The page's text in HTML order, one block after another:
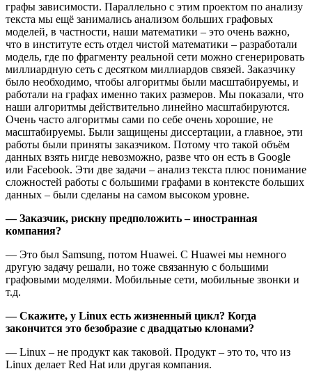
графы зависимости. Параллельно с этим проектом по анализу
текста мы ещё занимались анализом больших графовых
моделей, в частности, наши математики – это очень важно,
что в институте есть отдел чистой математики – разработали
модель, где по фрагменту реальной сети можно сгенерировать
миллиардную сеть с десятком миллиардов связей. Заказчику
было необходимо, чтобы алгоритмы были масштабируемы, и
работали на графах именно таких размеров. Мы показали, что
наши алгоритмы действительно линейно масштабируются.
Очень часто алгоритмы сами по себе очень хорошие, не
масштабируемы. Были защищены диссертации, а главное, эти
работы были приняты заказчиком. Потому что такой объём
данных взять нигде невозможно, разве что он есть в Google
или Facebook. Эти две задачи – анализ текста плюс понимание
сложностей работы с большими графами в контексте больших
данных – были сделаны на самом высоком уровне.
— Заказчик, рискну предположить – иностранная
компания?
— Это был Samsung, потом Huawei. С Huawei мы немного
другую задачу решали, но тоже связанную с большими
графовыми моделями. Мобильные сети, мобильные звонки и
т.д.
— Скажите, у Linux есть жизненный цикл? Когда
закончится это безобразие с двадцатью клонами?
— Linux – не продукт как таковой. Продукт – это то, что из
Linux делает Red Hat или другая компания.